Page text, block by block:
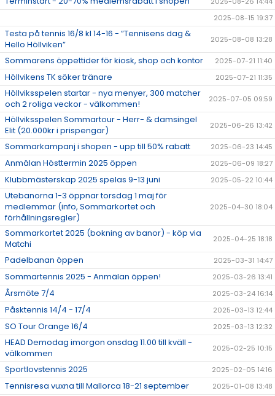
2025-08-15 19:37
Testa på tennis 16/8 kl 14-16 - ”Tennisens dag &
Hello Höllviken”
2025-08-08 13:28
Sommarens öppettider för kiosk, shop och kontor 2025-07-21 11:40
Höllvikens TK söker tränare 2025-07-21 11:35
Höllviksspelen startar - nya menyer, 300 matcher
och 2 roliga veckor - välkommen!
2025-07-05 09:59
Höllviksspelen Sommartour - Herr- & damsingel
Elit (20.000kr i prispengar)
2025-06-26 13:42
Sommarkampanj i shopen - upp till 50% rabatt 2025-06-23 14:45
Anmälan Hösttermin 2025 öppen 2025-06-09 18:27
Klubbmästerskap 2025 spelas 9-13 juni 2025-05-22 10:44
Utebanorna 1-3 öppnar torsdag 1 maj för
medlemmar (info, Sommarkortet och
förhållningsregler)
2025-04-30 18:04
Sommarkortet 2025 (bokning av banor) - köp via
Matchi
2025-04-25 18:18
Padelbanan öppen 2025-03-31 14:47
Sommartennis 2025 - Anmälan öppen! 2025-03-26 13:41
Årsmöte 7/4 2025-03-24 16:14
Påsktennis 14/4 - 17/4 2025-03-13 12:44
SO Tour Orange 16/4 2025-03-13 12:32
HEAD Demodag imorgon onsdag 11.00 till kväll -
välkommen
2025-02-25 10:15
Sportlovstennis 2025 2025-02-05 14:16
Tennisresa vuxna till Mallorca 18-21 september 2025-01-08 13:48